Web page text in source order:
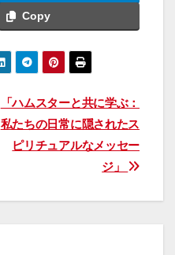
Copy
「ハムスターと共に学ぶ：
私たちの日常に隠されたス
ピリチュアルなメッセー
ジ」